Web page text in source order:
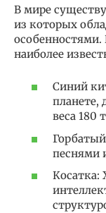
В мире
из которых
наиболее
Синий
планете,
веса 180
песнями